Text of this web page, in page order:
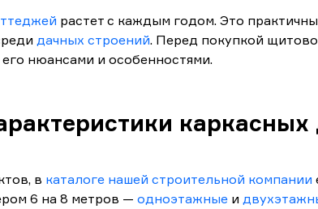
растет с каждым годом. Это
дачных строений. Перед покупкой
нюансами и особенностями.
в каталоге нашей строительной компании
6 на 8 метров — одноэтажные и